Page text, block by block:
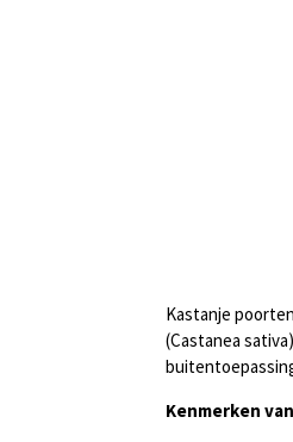
Kastanje
(Castanea
Kenmerken